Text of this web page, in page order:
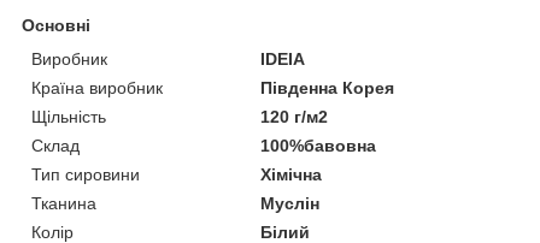
Основні
Виробник
IDEIA
Країна виробник
Південна Корея
Щільність
120 г/м2
Склад
100%бавовна
Тип сировини
Хімічна
Тканина
Муслін
Колір
Білий